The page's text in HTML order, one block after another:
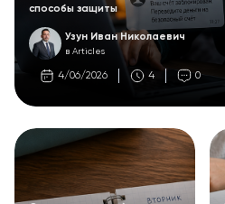
способы защиты
Узун Иван Николаевич
в Articles
4/06/2026 4 0